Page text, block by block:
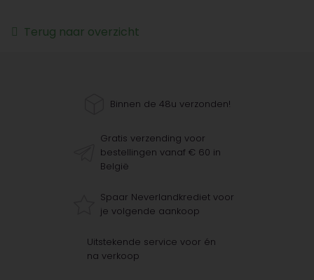
Terug naar overzicht
Binnen de 48u verzonden!
Gratis verzending voor
bestellingen vanaf € 60 in
België
Spaar Neverlandkrediet voor
je volgende aankoop
Uitstekende service voor én
na verkoop